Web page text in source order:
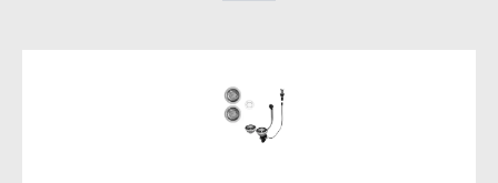
ELLECI - Csaptelep Senna G59 antracit